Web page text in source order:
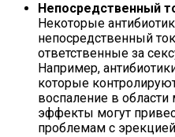
Непосредственный
Некоторые
непосредственный
ответственные за
Например,
которые
воспаление в
эффекты могут
проблемам с